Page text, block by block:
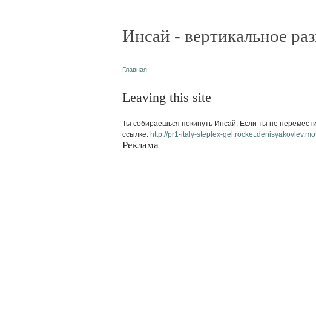
Инсай - вертикальное
Главная
Leaving this site
Ты собираешься покинуть Инсай. Если ты не
ссылке: http://pr1-italy-steplex-
Реклама